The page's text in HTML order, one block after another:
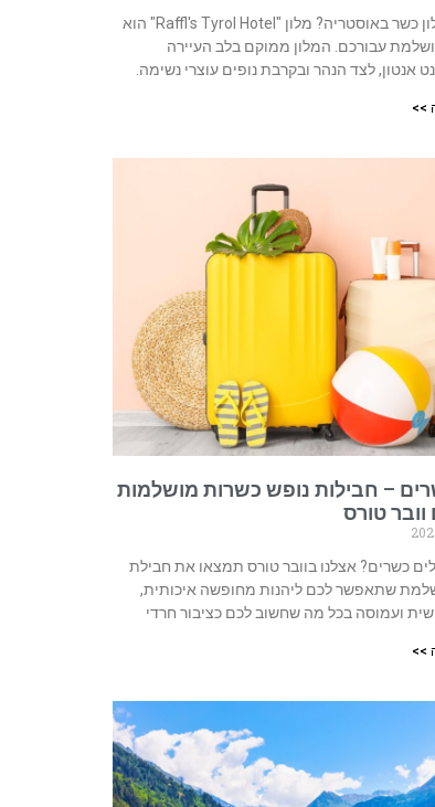
מחפשים מלון כשר באוסטריה? מלון "Raffl's Tyrol Hotel" הוא
עבורכם. המלון ממוקם בלב העיירה
אנטון, לצד הנהר ובקרבת נופים עוצרי נשימה.
>>
– חבילות נופש כשרות מושלמות
טורס
כשרים? אצלנו בוובר טורס תמצאו את חבילת
שתאפשר לכם ליהנות מחופשה איכותית,
ועמוסה בכל מה שחשוב לכם כציבור חרדי
>>